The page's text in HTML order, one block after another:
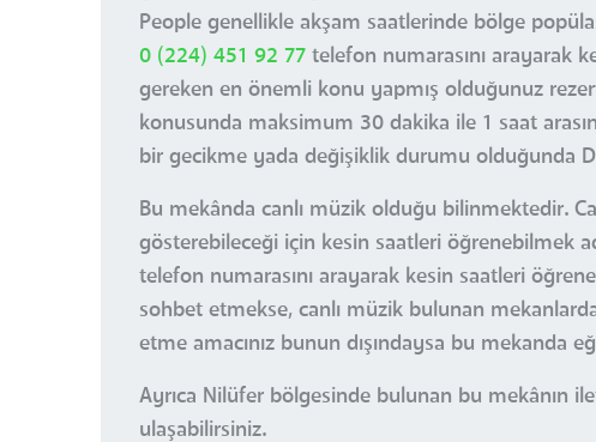
People genellikle akşam saatlerinde bölge
0 (224) 451 92 77 telefon numarasını arayarak
gereken en önemli konu yapmış olduğunuz
konusunda maksimum 30 dakika ile 1 saat
bir gecikme yada değişiklik durumu olduğunda
Bu mekânda canlı müzik olduğu bilinmektedir.
gösterebileceği için kesin saatleri öğrenebilmek
telefon numarasını arayarak kesin saatleri
sohbet etmekse, canlı müzik bulunan
etme amacınız bunun dışındaysa bu mekanda
Ayrıca Nilüfer bölgesinde bulunan bu mekânın
ulaşabilirsiniz.